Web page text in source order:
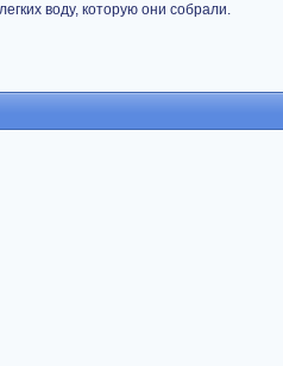
воду, которую они собрали.